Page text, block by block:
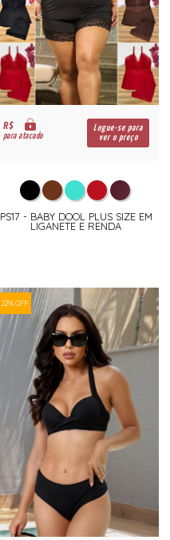
R$
para atacado
Logue-se para
ver o preço
PS17 - BABY DOOL PLUS SIZE EM
LIGANETE E RENDA
22% OFF